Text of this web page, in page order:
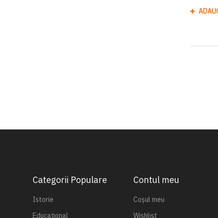
Categorii Populare
Istorie
Educațional
Contul meu
Coșul meu
Wishlist